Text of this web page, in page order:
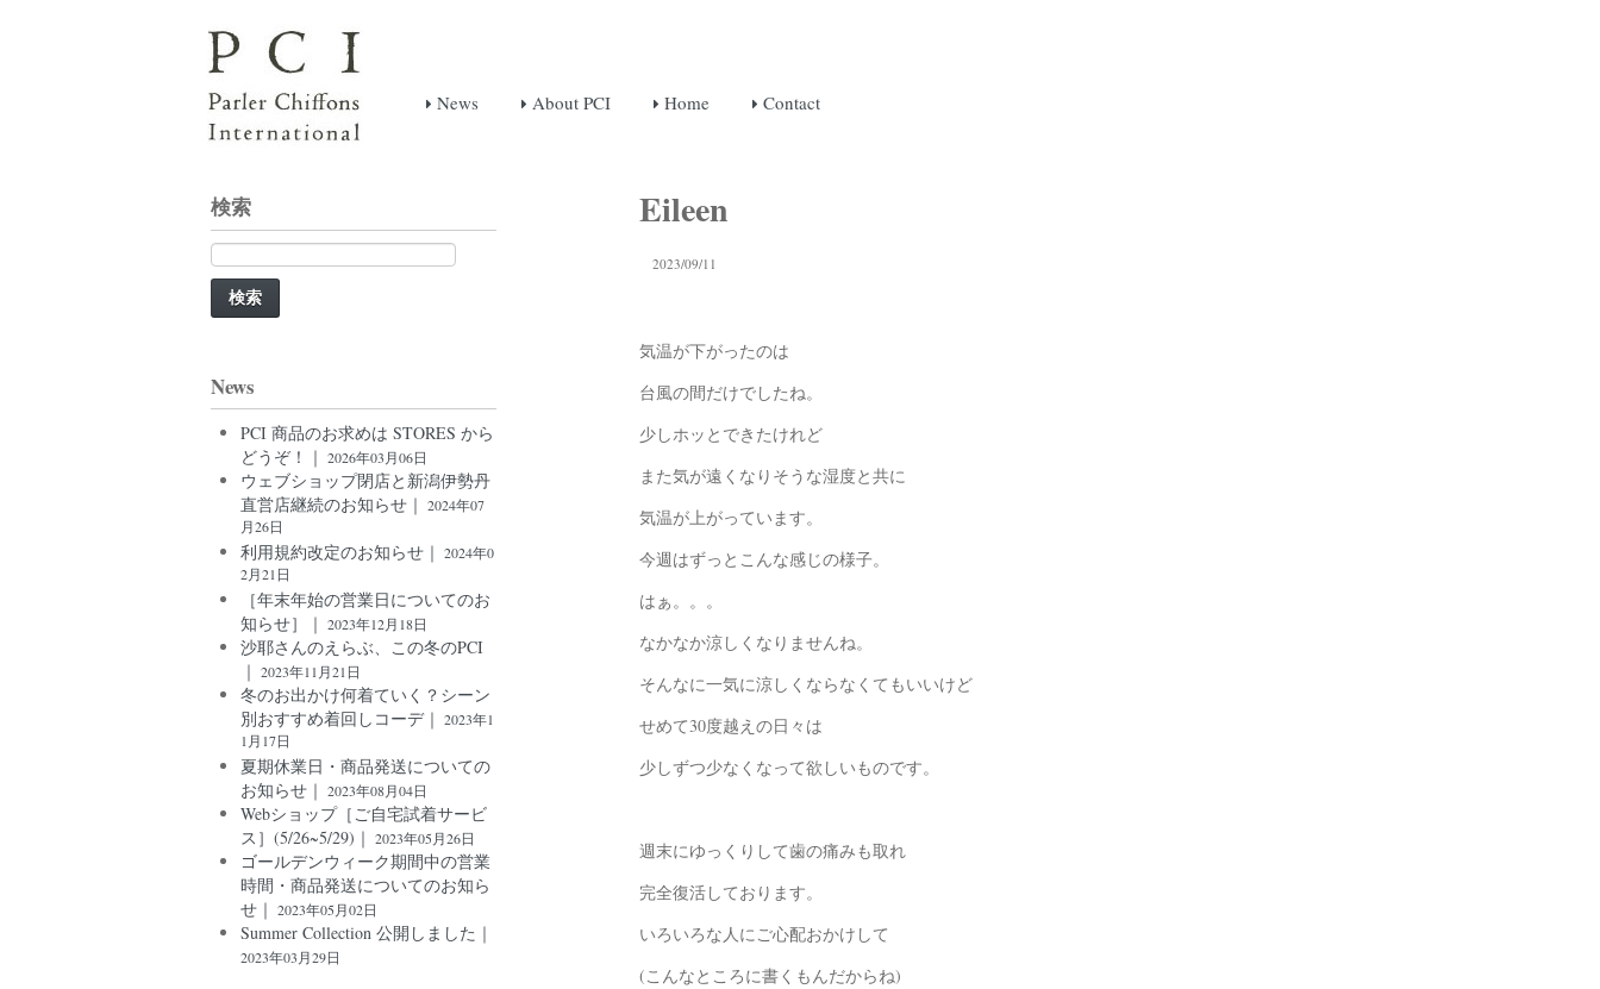
News About PCI Home Contact
Eileen
2023/09/11
気温が下がったのは
台風の間だけでしたね。
少しホッとできたけれど
また気が遠くなりそうな湿度と共に
気温が上がっています。
今週はずっとこんな感じの様子。
はぁ。。。
なかなか涼しくなりませんね。
そんなに一気に涼しくならなくてもいいけど
せめて30度越えの日々は
少しずつ少なくなって欲しいものです。
週末にゆっくりして歯の痛みも取れ
完全復活しております。
いろいろな人にご心配おかけして
(こんなところに書くもんだからね)
検索
検
索:
News
PCI 商品のお求めは STORES から
どうぞ！｜ 2026年03月06日
ウェブショップ閉店と新潟伊勢丹
直営店継続のお知らせ｜ 2024年07
月26日
利用規約改定のお知らせ｜ 2024年0
2月21日
［年末年始の営業日についてのお
知らせ］｜ 2023年12月18日
沙耶さんのえらぶ、この冬のPCI
｜ 2023年11月21日
冬のお出かけ何着ていく？シーン
別おすすめ着回しコーデ｜ 2023年1
1月17日
夏期休業日・商品発送についての
お知らせ｜ 2023年08月04日
Webショップ［ご自宅試着サービ
ス］(5/26~5/29)｜ 2023年05月26日
ゴールデンウィーク期間中の営業
時間・商品発送についてのお知ら
せ｜ 2023年05月02日
Summer Collection 公開しました｜
2023年03月29日